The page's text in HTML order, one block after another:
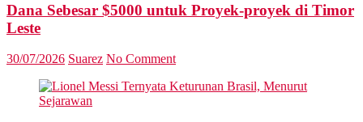
Dana Sebesar $5000 untuk Proyek-proyek di Timor
Leste
30/07/2026 Suarez No Comment